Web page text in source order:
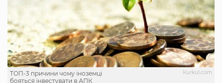
Кurkul.com
ТОП-3 причини чому іноземці
бояться інвестувати в АПК